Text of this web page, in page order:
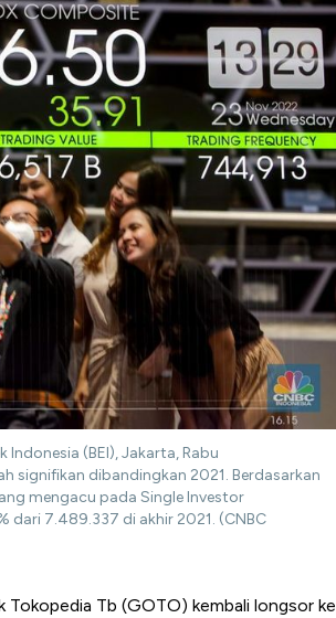
(BEI), Jakarta, Rabu
signifikan dibandingkan 2021. Berdasarkan
mengacu pada Single Investor
dari 7.489.337 di akhir 2021. (CNBC
Tokopedia Tb (GOTO) kembali longsor ke